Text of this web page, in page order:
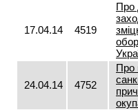
17.04.14 4519
Про
24.04.14 4752
Про